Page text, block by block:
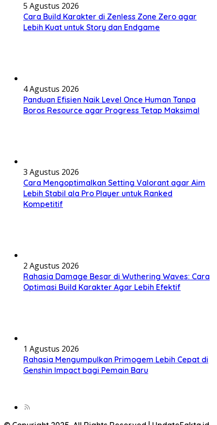
5 Agustus 2026
Cara Build Karakter di Zenless Zone Zero agar
Lebih Kuat untuk Story dan Endgame
4 Agustus 2026
Panduan Efisien Naik Level Once Human Tanpa
Boros Resource agar Progress Tetap Maksimal
3 Agustus 2026
Cara Mengoptimalkan Setting Valorant agar Aim
Lebih Stabil ala Pro Player untuk Ranked
Kompetitif
2 Agustus 2026
Rahasia Damage Besar di Wuthering Waves: Cara
Optimasi Build Karakter Agar Lebih Efektif
1 Agustus 2026
Rahasia Mengumpulkan Primogem Lebih Cepat di
Genshin Impact bagi Pemain Baru